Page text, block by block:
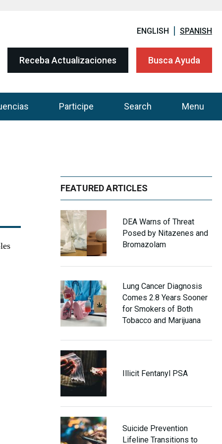
ENGLISH SPANISH
Receba Actualizaciones Busca Ayuda
Participe Search Menu
FEATURED ARTICLES
DEA Warns of Threat
Posed by Nitazenes and
Bromazolam
Lung Cancer Diagnosis
Comes 2.8 Years Sooner
for Smokers of Both
Tobacco and Marijuana
Illicit Fentanyl PSA
Suicide Prevention
Lifeline Transitions to